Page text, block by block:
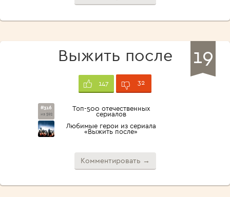
19
Выжить после
147 32
#316
из 592
Топ-500 отечественных
сериалов
Любимые герои из сериала
«Выжить после»
Комментировать →